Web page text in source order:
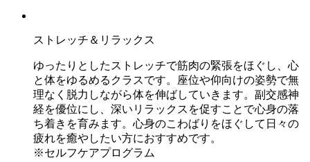
ストレッチ＆リラックス
ゆったりとしたストレッチで筋肉の緊張をほぐし、心
と体をゆるめるクラスです。座位や仰向けの姿勢で無
理なく脱力しながら体を伸ばしていきます。副交感神
経を優位にし、深いリラックスを促すことで心身の落
ち着きを育みます。心身のこわばりをほぐして日々の
疲れを癒やしたい方におすすめです。
※セルフケアプログラム